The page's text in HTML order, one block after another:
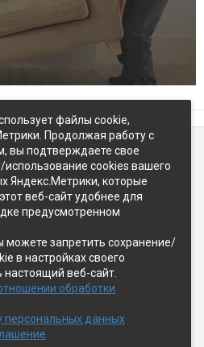
ул Восточное-шоссе, д.5
файлы cookie,
Продолжая работу с
вы подтверждаете свое
использование cookies вашего
Яндекс.Метрики, которые
веб-сайт удобнее для
предусмотренном
можете запретить сохранение/
в настройках своего
настоящий веб-сайт.
обработки
персональных данных